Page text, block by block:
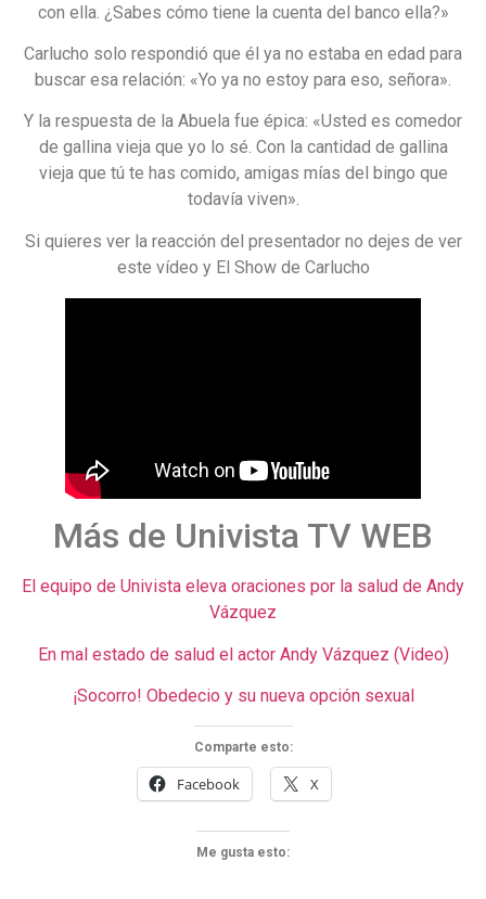
con ella. ¿Sabes cómo tiene la cuenta del banco ella?»
Carlucho solo respondió que él ya no estaba en edad para
buscar esa relación: «Yo ya no estoy para eso, señora».
Y la respuesta de la Abuela fue épica: «Usted es comedor
de gallina vieja que yo lo sé. Con la cantidad de gallina
vieja que tú te has comido, amigas mías del bingo que
todavía viven».
Si quieres ver la reacción del presentador no dejes de ver
este vídeo y El Show de Carlucho
Más de Univista TV WEB
El equipo de Univista eleva oraciones por la salud de Andy
Vázquez
En mal estado de salud el actor Andy Vázquez (Video)
¡Socorro! Obedecio y su nueva opción sexual
Comparte esto:
Facebook X
Me gusta esto: